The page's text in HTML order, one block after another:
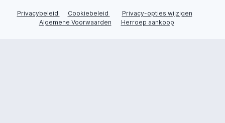
Privacybeleid Cookiebeleid
Privacy-opties wijzigen
Algemene Voorwaarden
Herroep aankoop